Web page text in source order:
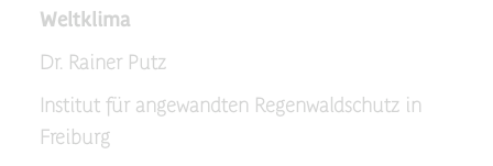
Weltklima
Dr. Rainer Putz
Institut für angewandten Regenwaldschutz in
Freiburg